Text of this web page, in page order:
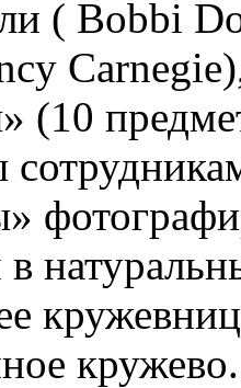
( Bobbi
(10
кружево.